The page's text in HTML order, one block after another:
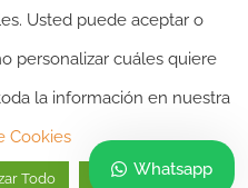
|
LEGAL
Usted puede aceptar o
personalizar cuáles quiere
la información en nuestra
Cookies
Todo Personalizar
Whatsapp